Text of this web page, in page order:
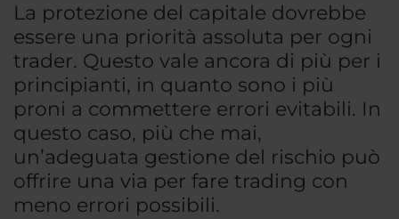
La protezione del capitale dovrebbe
essere una priorità assoluta per ogni
trader. Questo vale ancora di più per i
principianti, in quanto sono i più
proni a commettere errori evitabili. In
questo caso, più che mai,
un’adeguata gestione del rischio può
offrire una via per fare trading con
meno errori possibili.